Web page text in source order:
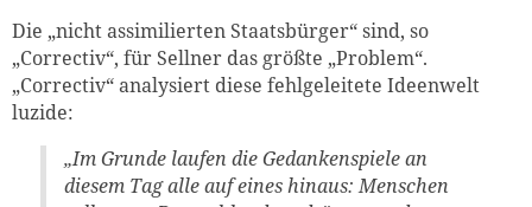
Die „nicht assimilierten Staatsbürger“ sind, so
„Correctiv“, für Sellner das größte „Problem“.
„Correctiv“ analysiert diese fehlgeleitete Ideenwelt
luzide:
„Im Grunde laufen die Gedankenspiele an
diesem Tag alle auf eines hinaus: Menschen